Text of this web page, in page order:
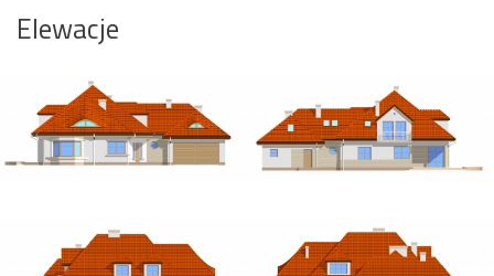
Elewacje